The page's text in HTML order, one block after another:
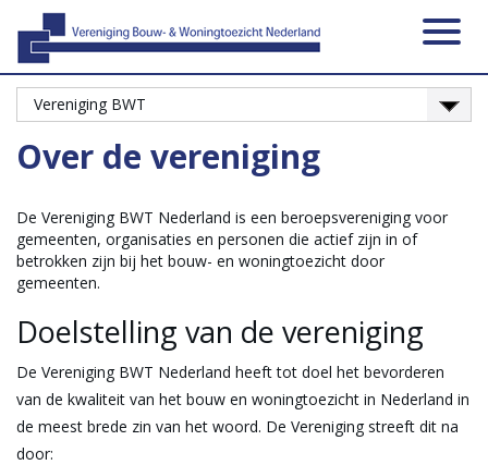
Over de vereniging
De Vereniging BWT Nederland is een beroepsvereniging voor
gemeenten, organisaties en personen die actief zijn in of
betrokken zijn bij het bouw- en woningtoezicht door
gemeenten.
Doelstelling van de vereniging
De Vereniging BWT Nederland heeft tot doel het bevorderen
van de kwaliteit van het bouw en woningtoezicht in Nederland in
de meest brede zin van het woord. De Vereniging streeft dit na
door: